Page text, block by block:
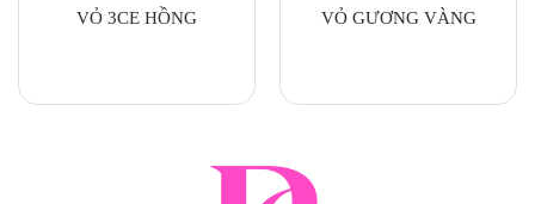
VỎ 3CE HỒNG VỎ GƯƠNG VÀNG